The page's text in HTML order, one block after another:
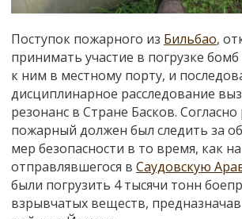
Поступок пожарного из Бильбао,
принимать участие в погрузке
к ним в местному порту, и
дисциплинарное расследование
резонанс в Стране Басков. Согласно
пожарный должен был следить за
мер безопасности в то время, как
отправлявшегося в Саудовскую
были погрузить 4 тысячи тонн
взрывчатых веществ,